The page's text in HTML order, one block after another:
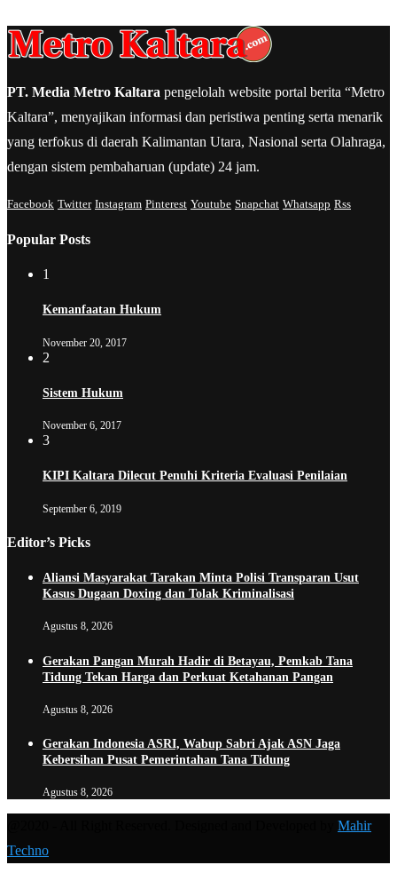
PT. Media Metro Kaltara pengelolah website portal berita “Metro
Kaltara”, menyajikan informasi dan peristiwa penting serta menarik
yang terfokus di daerah Kalimantan Utara, Nasional serta Olahraga,
dengan sistem pembaharuan (update) 24 jam.
Facebook Twitter Instagram Pinterest Youtube Snapchat Whatsapp Rss
Popular Posts
1
Kemanfaatan Hukum
November 20, 2017
2
Sistem Hukum
November 6, 2017
3
KIPI Kaltara Dilecut Penuhi Kriteria Evaluasi Penilaian
September 6, 2019
Editor’s Picks
Aliansi Masyarakat Tarakan Minta Polisi Transparan Usut
Kasus Dugaan Doxing dan Tolak Kriminalisasi
Agustus 8, 2026
Gerakan Pangan Murah Hadir di Betayau, Pemkab Tana
Tidung Tekan Harga dan Perkuat Ketahanan Pangan
Agustus 8, 2026
Gerakan Indonesia ASRI, Wabup Sabri Ajak ASN Jaga
Kebersihan Pusat Pemerintahan Tana Tidung
Agustus 8, 2026
Mahir
Techno